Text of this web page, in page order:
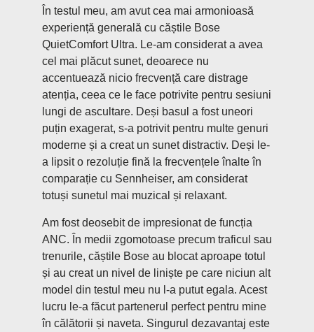
În testul meu, am avut cea mai armonioasă
experiență generală cu căștile Bose
QuietComfort Ultra. Le-am considerat a avea
cel mai plăcut sunet, deoarece nu
accentuează nicio frecvență care distrage
atenția, ceea ce le face potrivite pentru sesiuni
lungi de ascultare. Deși basul a fost uneori
puțin exagerat, s-a potrivit pentru multe genuri
moderne și a creat un sunet distractiv. Deși le-
a lipsit o rezoluție fină la frecvențele înalte în
comparație cu Sennheiser, am considerat
totuși sunetul mai muzical și relaxant.
Am fost deosebit de impresionat de funcția
ANC. În medii zgomotoase precum traficul sau
trenurile, căștile Bose au blocat aproape totul
și au creat un nivel de liniște pe care niciun alt
model din testul meu nu l-a putut egala. Acest
lucru le-a făcut partenerul perfect pentru mine
în călătorii și naveta. Singurul dezavantaj este